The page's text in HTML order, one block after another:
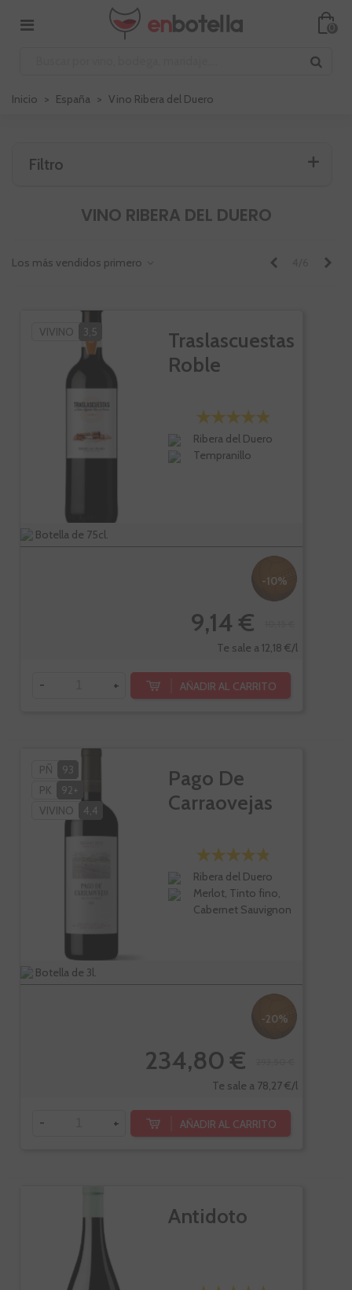
0
Inicio > España > Vino Ribera del Duero
Filtro
VINO RIBERA DEL DUERO
Los más vendidos primero
VIVINO 3,5
Traslascuestas
Roble
Ribera del Duero
Tempranillo
Botella de 75cl.
-10%
9,14 €
Te sale a 12,18 €/l
- + AÑADIR AL CARRITO
PÑ
93
PK
92+
VIVINO
4,4
Pago De
Carraovejas
Ribera del Duero
Merlot, Tinto fino,
Cabernet Sauvignon
Botella de 3l.
-20%
234,80 €
Te sale a 78,27 €/l
- + AÑADIR AL CARRITO
Antidoto